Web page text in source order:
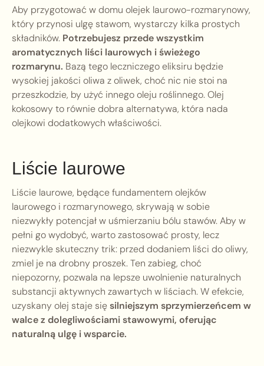
Aby przygotować w domu olejek laurowo-rozmarynowy,
który przynosi ulgę stawom, wystarczy kilka prostych
składników. Potrzebujesz przede wszystkim
aromatycznych liści laurowych i świeżego
rozmarynu. Bazą tego leczniczego eliksiru będzie
wysokiej jakości oliwa z oliwek, choć nic nie stoi na
przeszkodzie, by użyć innego oleju roślinnego. Olej
kokosowy to równie dobra alternatywa, która nada
olejkowi dodatkowych właściwości.
Liście laurowe
Liście laurowe, będące fundamentem olejków
laurowego i rozmarynowego, skrywają w sobie
niezwykły potencjał w uśmierzaniu bólu stawów. Aby w
pełni go wydobyć, warto zastosować prosty, lecz
niezwykle skuteczny trik: przed dodaniem liści do oliwy,
zmiel je na drobny proszek. Ten zabieg, choć
niepozorny, pozwala na lepsze uwolnienie naturalnych
substancji aktywnych zawartych w liściach. W efekcie,
uzyskany olej staje sięsilniejszym sprzymierzeńcem w
walce z dolegliwościami stawowymi, oferując
naturalną ulgę i wsparcie.